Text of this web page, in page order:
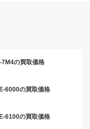
の買取価格
6000の買取価格
6100の買取価格